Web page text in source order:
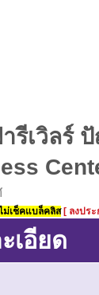
รีเวิลร์
ม่เช็คแบล็คลิส [ ลงปร
เอียด